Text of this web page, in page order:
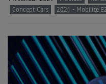
Concept Cars
2021 - Mobilize